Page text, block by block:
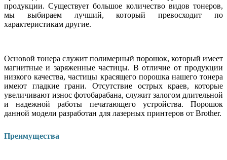
продукции. Существует большое количество видов тонеров,
мы выбираем лучший, который превосходит по
характеристикам другие.
Основой тонера служит полимерный порошок, который имеет
магнитные и заряженные частицы. В отличие от продукции
низкого качества, частицы красящего порошка нашего тонера
имеют гладкие грани. Отсутствие острых краев, которые
увеличивают износ фотобарабана, служит залогом длительной
и надежной работы печатающего устройства. Порошок
данной модели разработан для лазерных принтеров от Brother.
Преимущества